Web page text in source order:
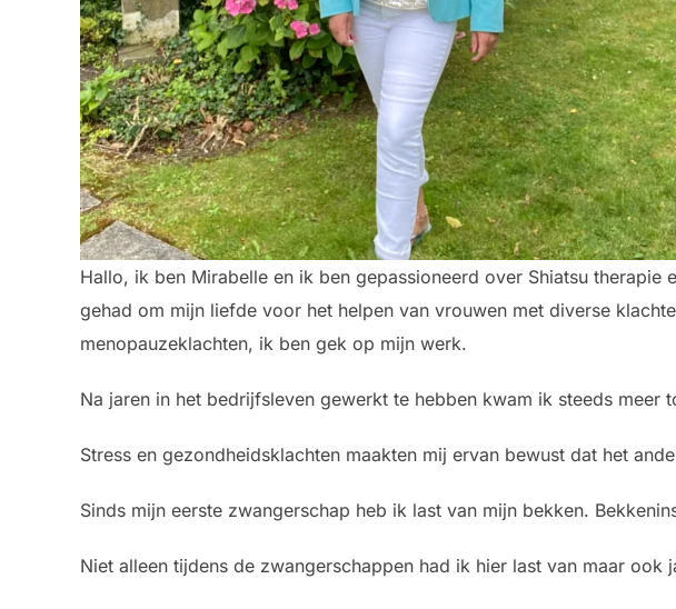
Hallo, ik ben Mirabelle en ik ben gepassioneerd over Shiatsu
gehad om mijn liefde voor het helpen van vrouwen met diverse
menopauzeklachten, ik ben gek op mijn werk.
Na jaren in het bedrijfsleven gewerkt te hebben kwam ik steeds
Stress en gezondheidsklachten maakten mij ervan bewust dat het
Sinds mijn eerste zwangerschap heb ik last van mijn bekken.
Niet alleen tijdens de zwangerschappen had ik hier last van maar ook